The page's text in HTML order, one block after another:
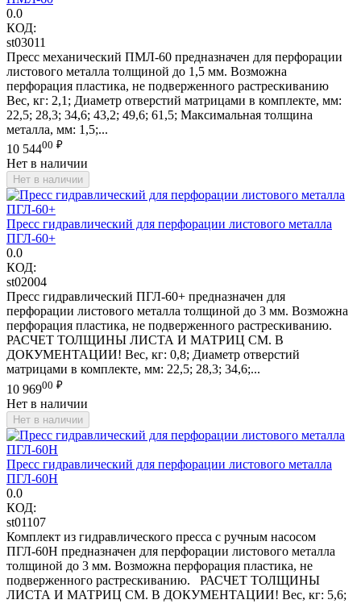
0.0
КОД:
st03011
Пресс механический ПМЛ-60 предназначен для перфорации
листового металла толщиной до 1,5 мм. Возможна
перфорация пластика, не подверженного растрескиванию
Вес, кг: 2,1; Диаметр отверстий матрицами в комплекте, мм:
22,5; 28,3; 34,6; 43,2; 49,6; 61,5; Максимальная толщина
металла, мм: 1,5;...
10 54400 ₽
Нет в наличии
Нет в наличии
Пресс гидравлический для перфорации листового металла
ПГЛ-60+
0.0
КОД:
st02004
Пресс гидравлический ПГЛ-60+ предназначен для
перфорации листового металла толщиной до 3 мм. Возможна
перфорация пластика, не подверженного растрескиванию.
РАСЧЕТ ТОЛЩИНЫ ЛИСТА И МАТРИЦ СМ. В
ДОКУМЕНТАЦИИ! Вес, кг: 0,8; Диаметр отверстий
матрицами в комплекте, мм: 22,5; 28,3; 34,6;...
10 96900 ₽
Нет в наличии
Нет в наличии
Пресс гидравлический для перфорации листового металла
ПГЛ-60Н
0.0
КОД:
st01107
Комплект из гидравлического пресса с ручным насосом
ПГЛ-60Н предназначен для перфорации листового металла
толщиной до 3 мм. Возможна перфорация пластика, не
подверженного растрескиванию. РАСЧЕТ ТОЛЩИНЫ
ЛИСТА И МАТРИЦ СМ. В ДОКУМЕНТАЦИИ! Вес, кг: 5,6;